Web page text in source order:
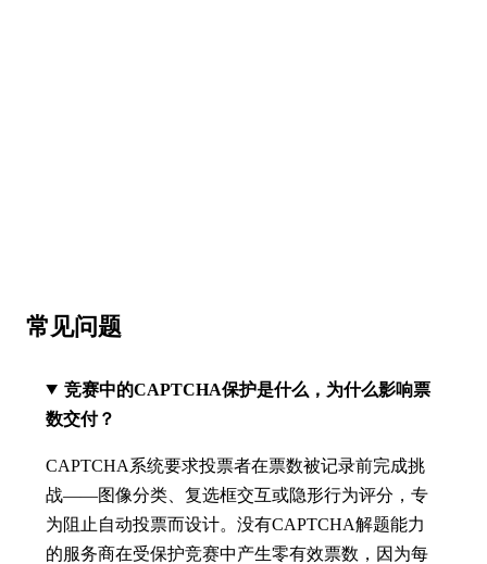
常见问题
竞赛中的CAPTCHA保护是什么，为什么影响票
数交付？
CAPTCHA系统要求投票者在票数被记录前完成挑
战——图像分类、复选框交互或隐形行为评分，专
为阻止自动投票而设计。没有CAPTCHA解题能力
的服务商在受保护竞赛中产生零有效票数，因为每